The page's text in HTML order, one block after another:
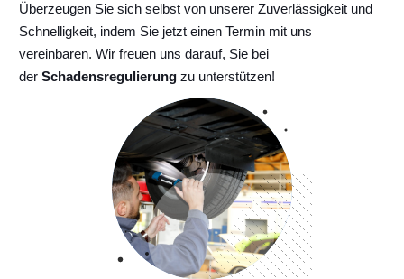
Überzeugen Sie sich selbst von unserer Zuverlässigkeit und
Schnelligkeit, indem Sie jetzt einen Termin mit uns
vereinbaren. Wir freuen uns darauf, Sie bei
der Schadensregulierung zu unterstützen!